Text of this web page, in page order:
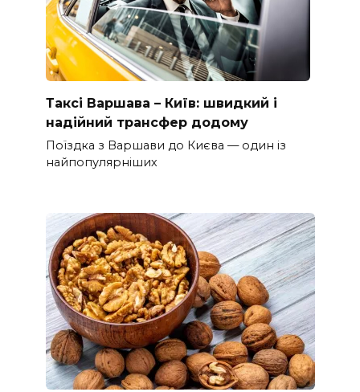
Таксі Варшава – Київ: швидкий і
надійний трансфер додому
Поїздка з Варшави до Києва — один із
найпопулярніших